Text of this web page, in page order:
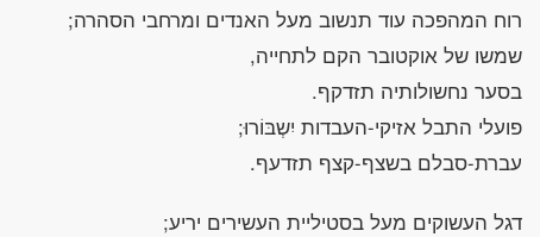
רוח המהפכה עוד תנשוב מעל האנדים ומרחבי הסהרה;
שמשו של אוקטובר הקם לתחייה,
בסער נחשולותיה תזדקף.
פועלי התבל אזיקי-העבדות יִשְבּוֹרוּ;
עברת-סבלם בשצף-קצף תזדעף.
דגל העשוקים מעל בסטיליית העשירים יריע;